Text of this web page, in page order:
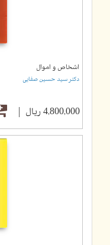
اشخاص و اموال
دکتر سید حسین صفایی
4,800,000 ریال